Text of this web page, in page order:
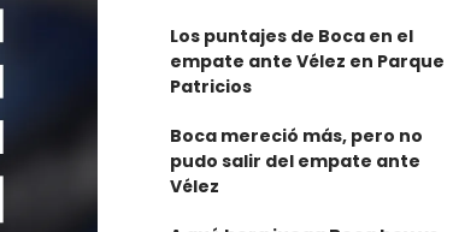
Los puntajes de Boca en el
empate ante Vélez en Parque
Patricios
Boca mereció más, pero no
pudo salir del empate ante
Vélez